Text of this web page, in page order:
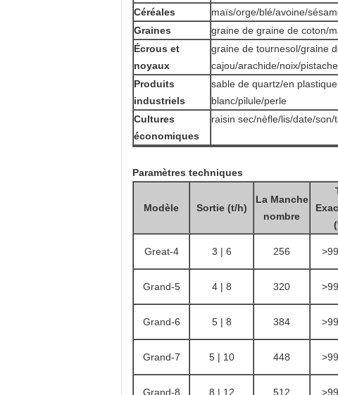
Céréales
maïs/orge/blé/avoine/
Graines
graine de graine de coton/
Écrous et
noyaux
graine de tournesol/graine
cajou/arachide/noix/
Produits
industriels
sable de quartz/en
blanc/pilule/perle
Cultures
économiques
raisin sec/nèfle/lis/date/
Paramètres techniques
Modèle Sortie (t/h)
La Manche
nombre
Great-4 3 | 6 256
Grand-5 4 | 8 320
Grand-6 5 | 8 384
Grand-7 5 | 10 448
Grand-8 8 | 12 512